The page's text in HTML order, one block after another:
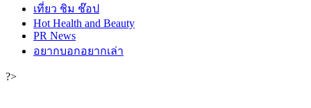
เที่ยว ชิม ช๊อป
Hot Health and Beauty
PR News
อยากบอกอยากเล่า
?>